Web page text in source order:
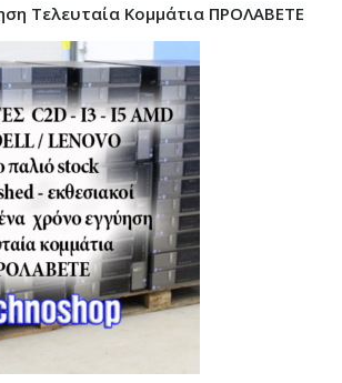
Τελευταία Κομμάτια ΠΡΟΛΑΒΕΤΕ